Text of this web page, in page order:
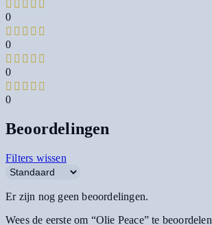
0
0
0
0
Beoordelingen
Filters wissen
Er zijn nog geen beoordelingen.
Wees de eerste om “Olie Peace” te beoordelen